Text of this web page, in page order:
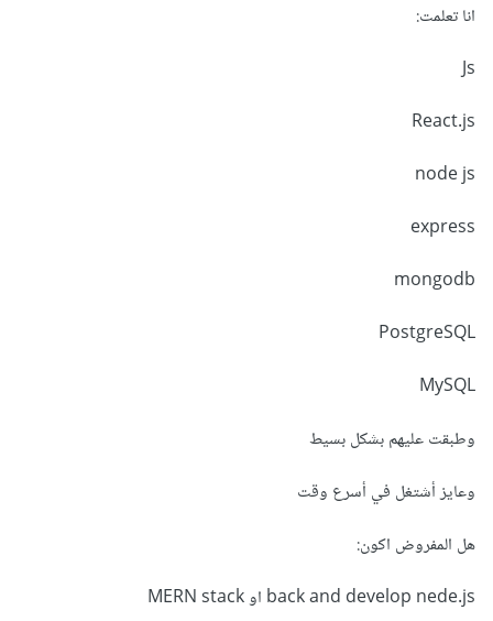
التعلم عن التكامل المستمر والنشر المستمر
كما يمكنك الاطلاع على المخطط التالي و متابعة
المواضيع التي لم تتعرف بها بعد.
انا تعلمت:
Js
React.js
node js
express
mongodb
PostgreSQL
MySQL
وطبقت عليهم بشكل بسيط
وعايز أشتغل في أسرع وقت
هل المفروض اكون:
back and develop nede.js او MERN stack